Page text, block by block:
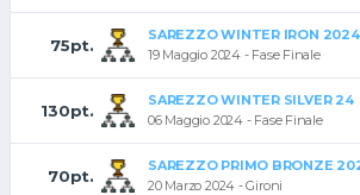
75pt.
SAREZZO WINTER IRON 2024
19 Maggio 2024 - Fase Finale
130pt.
SAREZZO WINTER SILVER 24
06 Maggio 2024 - Fase Finale
70pt.
SAREZZO PRIMO BRONZE
20 Marzo 2024 - Gironi